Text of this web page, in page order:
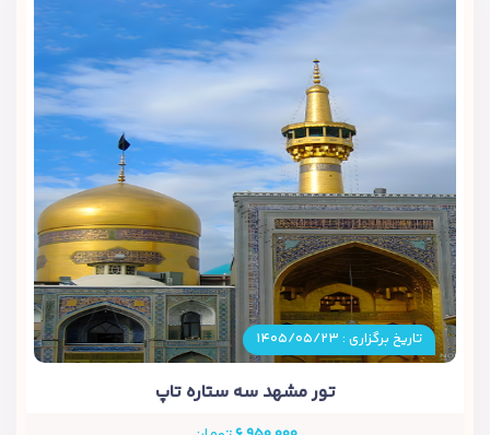
تاریخ برگزاری : ۱۴۰۵/۰۵/۲۳
تور مشهد سه ستاره تاپ